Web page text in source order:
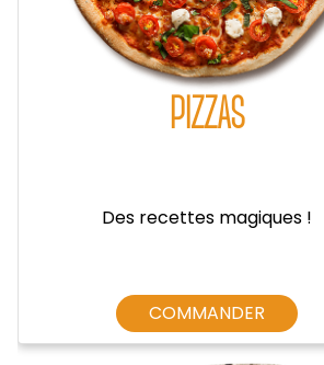
PIZZAS
Des recettes magiques !
COMMANDER